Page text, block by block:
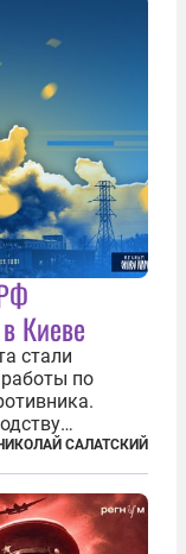
Киеве
стали
по
и два
городов. В
САЛАТСКИЙ